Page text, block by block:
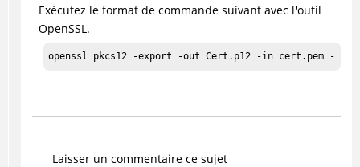
Exécutez le format de commande suivant avec l'outil
OpenSSL.
openssl pkcs12 -export -out Cert.p12 -in cert.pem -
Laisser un commentaire ce sujet